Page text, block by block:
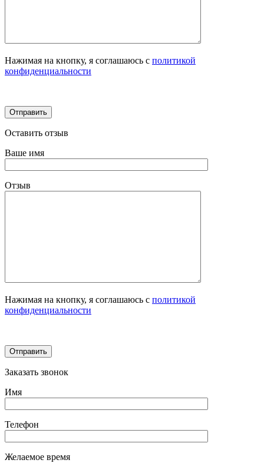
Нажимая на кнопку, я соглашаюсь с политикой
конфиденциальности
Оставить отзыв
Ваше имя
Отзыв
Нажимая на кнопку, я соглашаюсь с политикой
конфиденциальности
Заказать звонок
Имя
Телефон
Желаемое время